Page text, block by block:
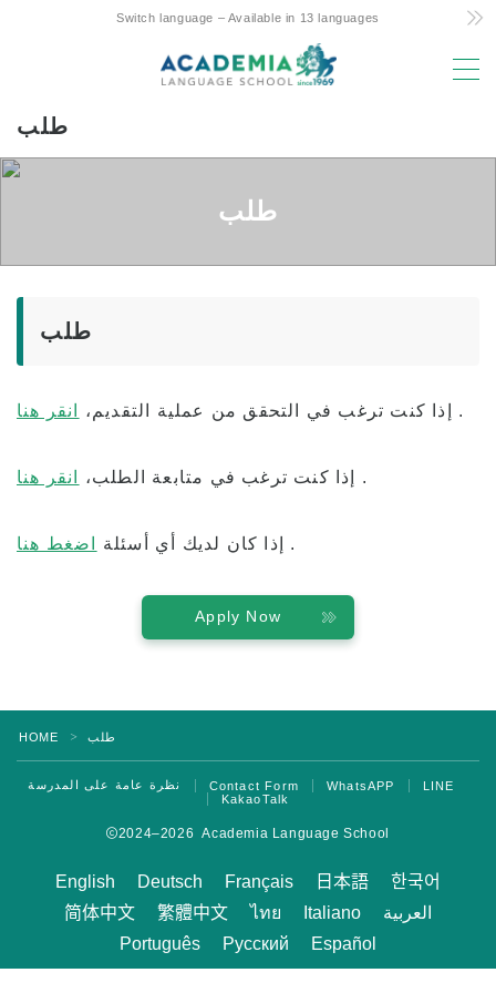
Switch language – Available in 13 languages
دورة هاواي الوحيدة لمدة 4 أيام في الأسبوع
الدعم الودي للدراسة في الخارج بين الوالدين
موقع متميز ومرافق
هزار! Aloha Student Life
الشهادات – التوصيات
نظرة عامة على البرنامج
المستوى المتوسط
دروس خصوصية
الرسوم الدراسية للطلاب الجدد الحاصلين على
تأشيرات F-1
الرسوم الدراسية لحاملي تأشيرات غير الطلاب
طلب
طلب
طلب
إذا كنت ترغب في التحقق من عملية التقديم، انقر هنا .
إذا كنت ترغب في متابعة الطلب، انقر هنا .
إذا كان لديك أي أسئلة اضغط هنا .
Apply Now
HOME ＞ طلب
نظرة عامة على المدرسة Contact Form WhatsAPP
LINE
KakaoTalk
2024–2026 Academia Language School
English Deutsch Français 日本語
한국어
简体中文
繁體中文 ไทย Italiano
العربية
Português
Русский Español